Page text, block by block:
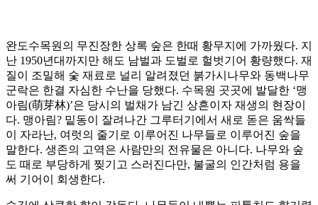
완도수목원의 무진장한 상록 숲은 한때 황무지에 가까웠다. 지
난 1950년대까지만 해도 남벌과 도벌로 헐벗기어 황량했다. 재
질이 조밀해 숯 재료로 널리 알려졌던 붉가시나무와 동백나무
군락은 한결 자심한 수난을 당했다. 수목원 곳곳에 발달한 ‘맹
아림(萌芽林)’은 당시의 벌채가 남긴 상흔이자 재생의 현장이
다. 맹아림? 밑동이 잘려나간 그루터기에서 새로 돋은 움싹들
이 자라난, 여럿의 줄기로 이루어진 나무들로 이루어진 숲을
말한다. 생존의 고역은 사람만의 전유물은 아니다. 나무와 숲
도 때로 부당하게 찢기고 스러진다만, 불굴의 인간처럼 용을
써 기어이 회생한다.